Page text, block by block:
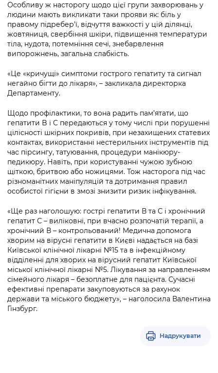
Особливу ж насторогу щодо цієї групи захворювань у
людини мають викликати таки прояви як: біль у
правому підребер’ї, відчуття важкості у цій ділянці,
жовтяниця, свербіння шкіри, підвищення температури
тіла, нудота, потемніння сечі, знебарвлення
випорожнень, загальна слабкість.
«Це «кричущі» симптоми гострого гепатиту та сигнал
негайно бігти до лікаря», – закликала директорка
Департаменту.
Щодо профілактики, то вона радить пам’ятати, що
гепатити B і C передаються у тому числі при порушенні
цілісності шкірних покривів, при незахищених статевих
контактах, використанні нестерильних інструментів під
час пірсингу, татуювання, процедури манікюру-
педикюру. Навіть, при користуванні чужою зубною
щіткою, бритвою або ножицями. Тож насторога під час
різноманітних маніпуляцій та дотримання правил
особистої гігієни в змозі знизити ризик інфікування.
«Ще раз наголошую: гострі гепатити В та С і хронічний
гепатит С – виліковні, при вчасно розпочатій терапії, а
хронічний В – контрольований! Медична допомога
хворим на вірусні гепатити в Києві надається на базі
Київської клінічної лікарні №15 та в інфекційному
відділенні для хворих на вірусний гепатит Київської
міської клінічної лікарні №5. Лікування за направленням
сімейного лікаря – безоплатне для пацієнта. Сучасні
ефективні препарати закуповуються за рахунок
держави та міського бюджету», – наголосила Валентина
Гінзбург.
Надрукувати